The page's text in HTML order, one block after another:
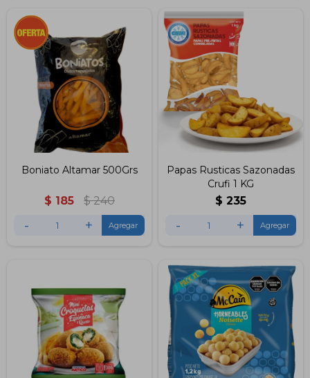
Boniato Altamar 500Grs
$ 185 $ 240
- +
Papas Rusticas Sazonadas
Crufi 1 KG
$ 235
- +